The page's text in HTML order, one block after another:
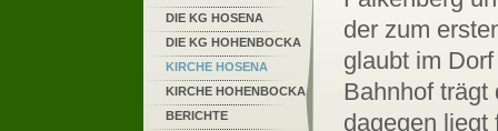
DIE KG HOSENA
DIE KG HOHENBOCKA
KIRCHE HOSENA
KIRCHE HOHENBOCKA
BERICHTE